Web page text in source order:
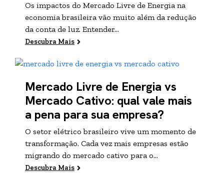
Os impactos do Mercado Livre de Energia na
economia brasileira vão muito além da redução
da conta de luz. Entender...
Descubra Mais
Mercado Livre de Energia vs
Mercado Cativo: qual vale mais
a pena para sua empresa?
O setor elétrico brasileiro vive um momento de
transformação. Cada vez mais empresas estão
migrando do mercado cativo para o...
Descubra Mais